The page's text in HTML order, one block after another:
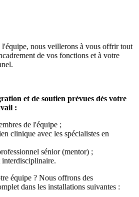
nous veillerons à vous offrir tout
de vos fonctions et à votre
et de soutien prévues dès votre
:
de l'équipe ;
clinique avec les spécialistes en
sénior (mentor) ;
équipe ? Nous offrons des
dans les installations suivantes :